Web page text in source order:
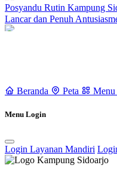
Posyandu Rutin Kampung
Lancar dan Penuh
Kampung Sidoarjo Berjalan
Kampung Sidoarjo
Dana Desa (BLT-DD) Tahun
Beranda Peta Menu
Menu Login
Login Layanan Mandiri